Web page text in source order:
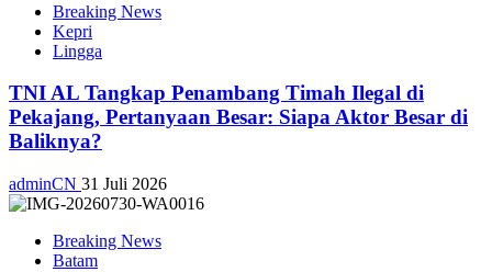
Breaking News
Kepri
Lingga
TNI AL Tangkap Penambang Timah Ilegal di
Pekajang, Pertanyaan Besar: Siapa Aktor Besar di
Baliknya?
adminCN 31 Juli 2026
Breaking News
Batam